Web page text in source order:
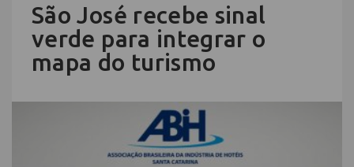
São José recebe sinal
verde para integrar o
mapa do turismo